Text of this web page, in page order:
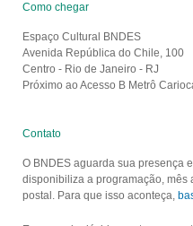
Como chegar
Espaço Cultural BNDES
Avenida República do Chile, 100
Centro - Rio de Janeiro - RJ
Próximo ao Acesso B Metrô
Contato
O BNDES aguarda sua presença
disponibiliza a programação, mês
postal. Para que isso aconteça,